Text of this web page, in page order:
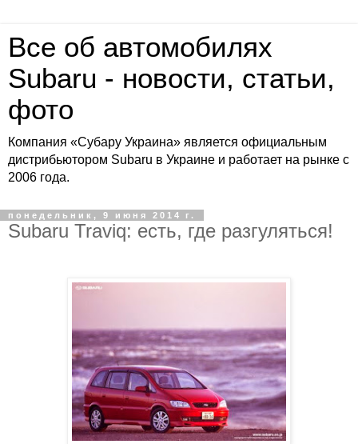
Все об автомобилях
Subaru - новости, статьи,
фото
Компания «Субару Украина» является официальным
дистрибьютором Subaru в Украине и работает на рынке с
2006 года.
понедельник, 9 июня 2014 г.
Subaru Traviq: есть, где разгуляться!